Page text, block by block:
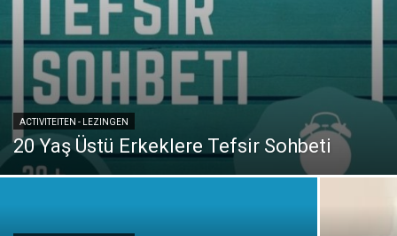
ACTIVITEITEN - LEZINGEN
20 Yaş Üstü Erkeklere Tefsir Sohbeti